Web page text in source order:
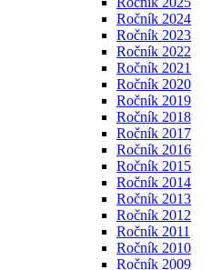
Ročník 2024
Ročník 2023
Ročník 2022
Ročník 2021
Ročník 2020
Ročník 2019
Ročník 2018
Ročník 2017
Ročník 2016
Ročník 2015
Ročník 2014
Ročník 2013
Ročník 2012
Ročník 2011
Ročník 2010
Ročník 2009